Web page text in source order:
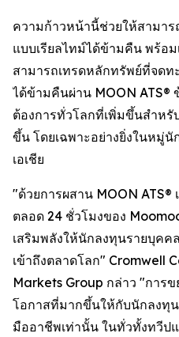
ความก้าวหน้านี้ช่วยให้สามา
แบบเรียลไทม์ได้ข้ามคืน พร้อ
สามารถเทรดหลักทรัพย์ที่จดท
ได้ข้ามคืนผ่าน MOON ATS®
ต้องการทั่วโลกที่เพิ่มขึ้นสำห
ขึ้น โดยเฉพาะอย่างยิ่งในหมู่
เอเชีย
"ด้วยการผสาน MOON
ตลอด 24 ชั่วโมงของ
เสริมพลังให้นักลงทุนรายบุคค
เข้าถึงตลาดโลก" Cromwell
Markets Group กล่าว "การข
โอกาสที่มากขึ้นให้กับนักลงทุ
มืออาชีพเท่านั้น ในทั่วทั้งทวีปแ